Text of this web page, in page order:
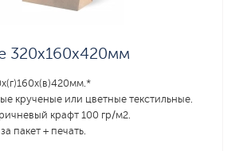
320х160х420мм
крученые или цветные текстильные.
крафт 100 гр/м2.
пакет + печать.